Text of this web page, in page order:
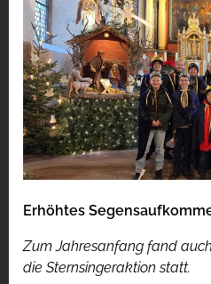
Erhöhtes
Zum Jahresanfang fand
die Sternsingeraktion statt.